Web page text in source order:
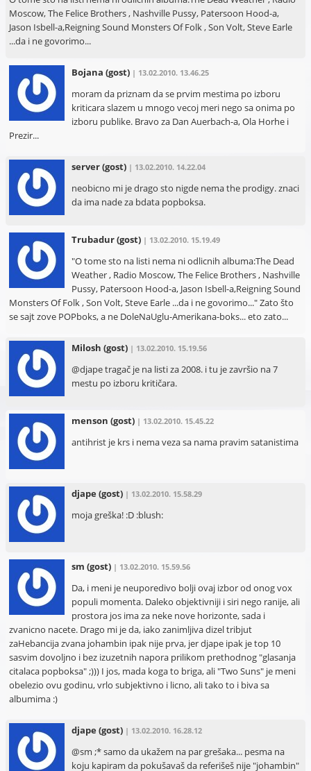
Moscow, The Felice Brothers , Nashville Pussy, Patersoon Hood-a,
Jason Isbell-a,Reigning Sound Monsters Of Folk , Son Volt, Steve Earle
...da i ne govorimo...
Bojana (gost) | 13.02.2010. 13.46.25
moram da priznam da se prvim mestima po izboru
kriticara slazem u mnogo vecoj meri nego sa onima po
izboru publike. Bravo za Dan Auerbach-a, Ola Horhe i
Prezir...
server(gost) | 13.02.2010. 14.22.04
neobicno mi je drago sto nigde nema the prodigy. znaci
da ima nade za bdata popboksa.
Trubadur(gost) | 13.02.2010. 15.19.49
"O tome sto na listi nema ni odlicnih albuma:The Dead
Weather , Radio Moscow, The Felice Brothers , Nashville
Pussy, Patersoon Hood-a, Jason Isbell-a,Reigning Sound
Monsters Of Folk , Son Volt, Steve Earle ...da i ne govorimo..." Zato što
se sajt zove POPboks, a ne DoleNaUglu-Amerikana-boks... eto zato...
Milosh (gost) | 13.02.2010. 15.19.56
@djape tragač je na listi za 2008. i tu je završio na 7
mestu po izboru kritičara.
menson (gost) | 13.02.2010. 15.45.22
antihrist je krs i nema veza sa nama pravim satanistima
djape (gost) | 13.02.2010. 15.58.29
moja greška! :D :blush:
sm (gost) | 13.02.2010. 15.59.56
Da, i meni je neuporedivo bolji ovaj izbor od onog vox
populi momenta. Daleko objektivniji i siri nego ranije, ali
prostora jos ima za neke nove horizonte, sada i
zvanicno nacete. Drago mi je da, iako zanimljiva dizel tribjut
zaHebancija zvana johambin ipak nije prva, jer djape ipak je top 10
sasvim dovoljno i bez izuzetnih napora prilikom prethodnog "glasanja
citalaca popboksa" ;))) I jos, mada koga to briga, ali "Two Suns" je meni
obelezio ovu godinu, vrlo subjektivno i licno, ali tako to i biva sa
albumima :)
djape (gost) | 13.02.2010. 16.28.12
@sm ;* samo da ukažem na par grešaka... pesma na
koju kapiram da pokušavaš da referišeš nije "johambin"